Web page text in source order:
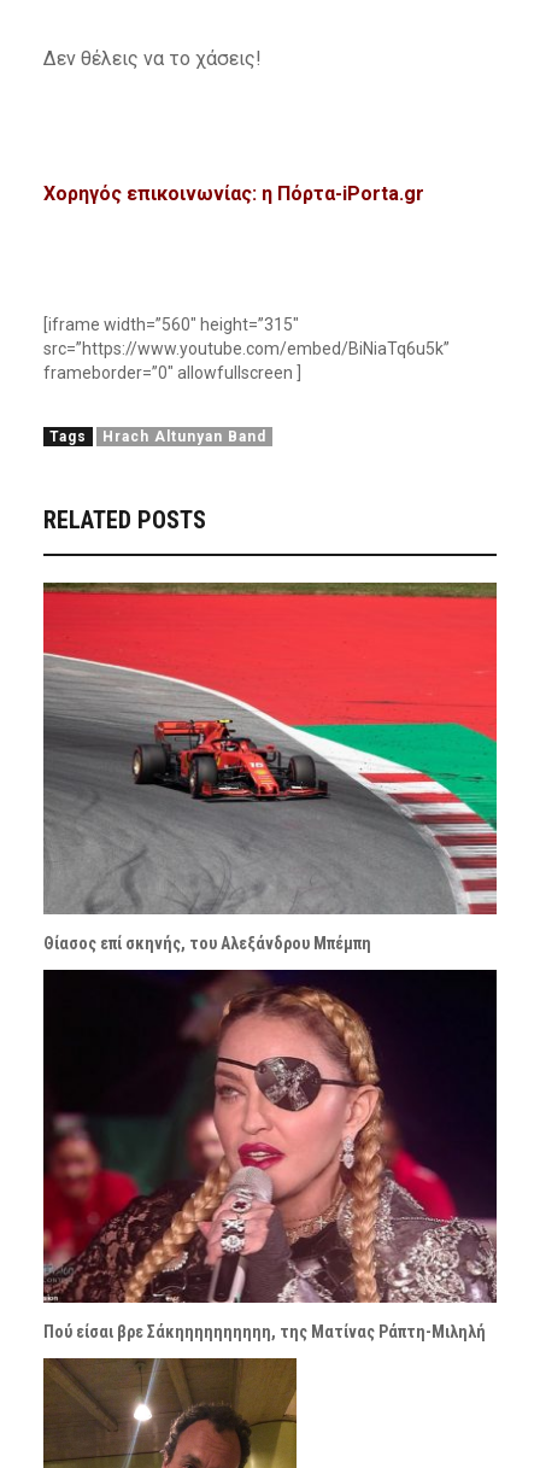
Δεν θέλεις να το χάσεις!
Χορηγός επικοινωνίας: η Πόρτα-iPorta.gr
[iframe width=”560″ height=”315″
src=”https://www.youtube.com/embed/BiNiaTq6u5k”
frameborder=”0″ allowfullscreen ]
Tags Hrach Altunyan Band
RELATED POSTS
Θίασος επί σκηνής, του Αλεξάνδρου Μπέμπη
Πού είσαι βρε Σάκηηηηηηηηηη, της Ματίνας Ράπτη-Μιληλή